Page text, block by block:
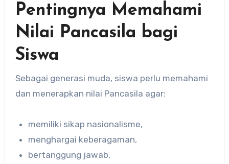
Pentingnya Memahami
Nilai Pancasila bagi
Siswa
Sebagai generasi muda, siswa perlu memahami
dan menerapkan nilai Pancasila agar:
memiliki sikap nasionalisme,
menghargai keberagaman,
bertanggung jawab,